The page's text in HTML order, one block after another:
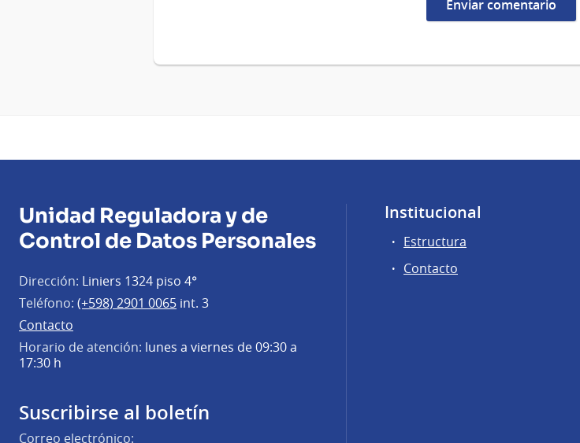
Unidad Reguladora y de
Control de Datos Personales
Dirección: Liniers 1324 piso 4°
Teléfono: (+598) 2901 0065 int. 3
Contacto
Horario de atención: lunes a viernes de 09:30 a
17:30 h
Suscribirse al boletín
Correo electrónico:
Institucional
Estructura
Contacto